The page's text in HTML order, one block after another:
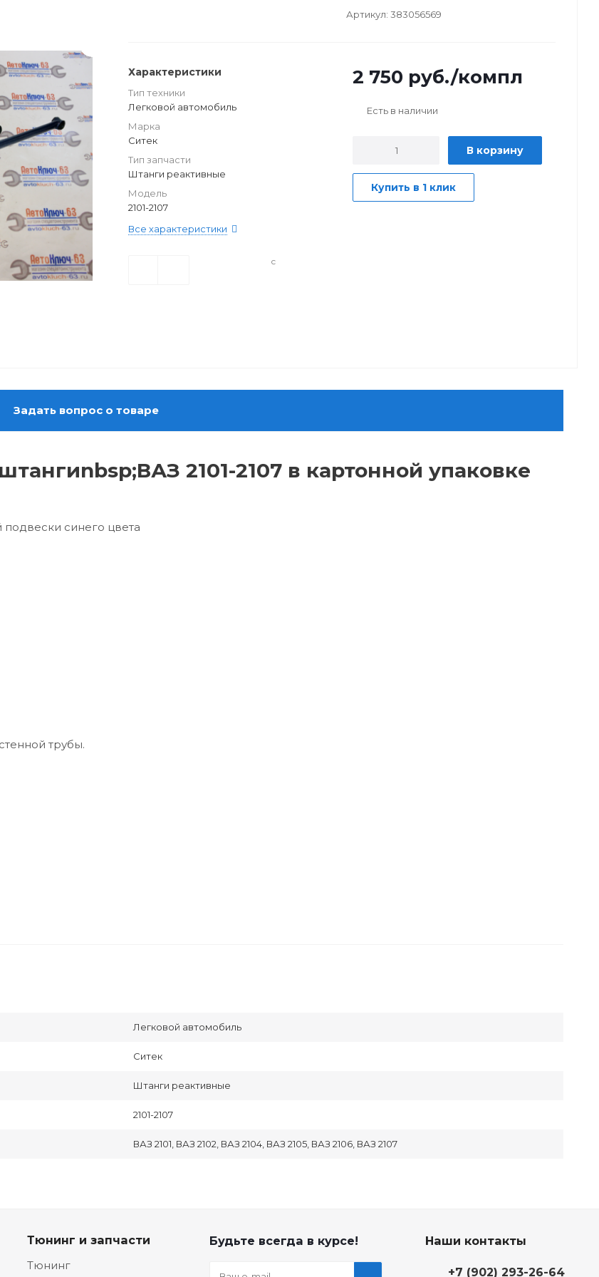
Артикул: 383056569
Характеристики
Тип техники
Легковой автомобиль
Марка
Ситек
Тип запчасти
Штанги реактивные
Модель
2101-2107
Все характеристики
2 750 руб./компл
Есть в наличии
В корзину
Купить в 1 клик
с
Задать вопрос о товаре
2101-2107 в картонной упаковке
синего цвета
трубы.
Легковой автомобиль
Ситек
Штанги реактивные
2101-2107
ВАЗ 2101, ВАЗ 2102, ВАЗ 2104, ВАЗ 2105, ВАЗ 2106, ВАЗ 2107
Тюнинг и запчасти
Тюнинг
Будьте всегда в курсе! Наши контакты
+7 (902) 293-26-64